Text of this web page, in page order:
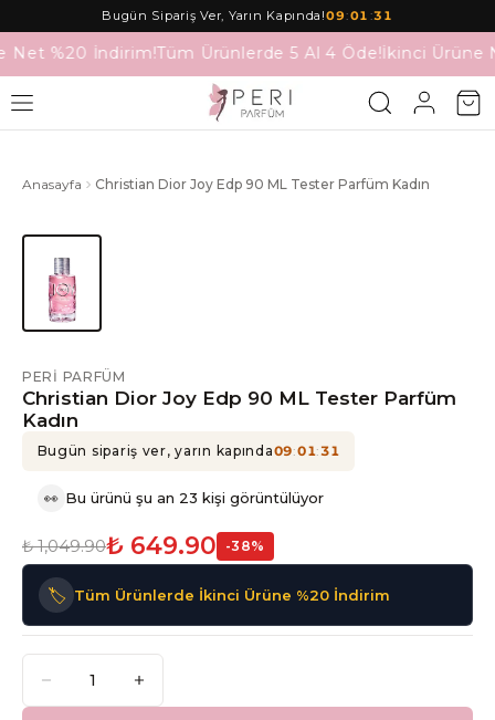
Bugün Sipariş Ver, Yarın Kapında!09:01 :31
Net %20 İndirim!Tüm Ürünlerde 5 Al 4 Öde!İkinci Ürüne
Anasayfa Christian Dior Joy Edp 90 ML Tester Parfüm Kadın
PERI PARFÜM
Christian Dior Joy Edp 90 ML Tester Parfüm
Kadın
Bugün sipariş ver, yarın kapında09:01:31
👀 Bu ürünü şu an 23 kişi görüntülüyor
₺ 1,049.90₺ 649.90 -38%
🏷️ Tüm Ürünlerde İkinci Ürüne %20 İndirim